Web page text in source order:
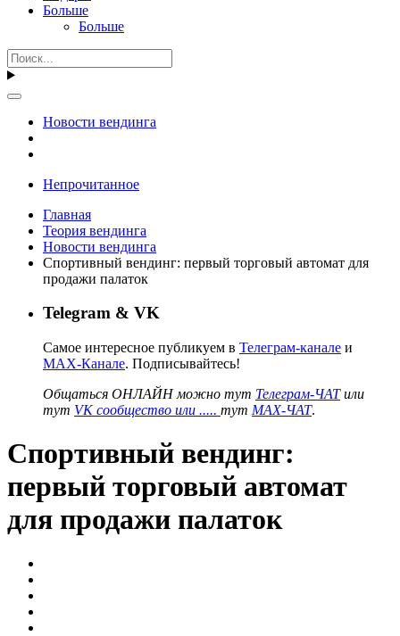
Больше
Больше
Новости вендинга
Непрочитанное
Главная
Теория вендинга
Новости вендинга
Спортивный вендинг: первый торговый автомат для
продажи палаток
Telegram & VK
Самое интересное публикуем в Телеграм-канале и
MAX-Канале. Подписывайтесь!
Общаться ОНЛАЙН можно тут Телеграм-ЧАТили
тут VK сообщество или ..... тут MAX-ЧАТ.
Спортивный вендинг:
первый торговый автомат
для продажи палаток